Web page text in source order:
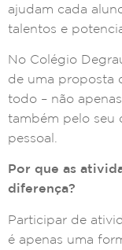
ajudam cada
talentos e
No Colégio
de uma proposta
todo – não
também pelo seu
pessoal.
Por que as
diferença?
Participar de
é apenas uma